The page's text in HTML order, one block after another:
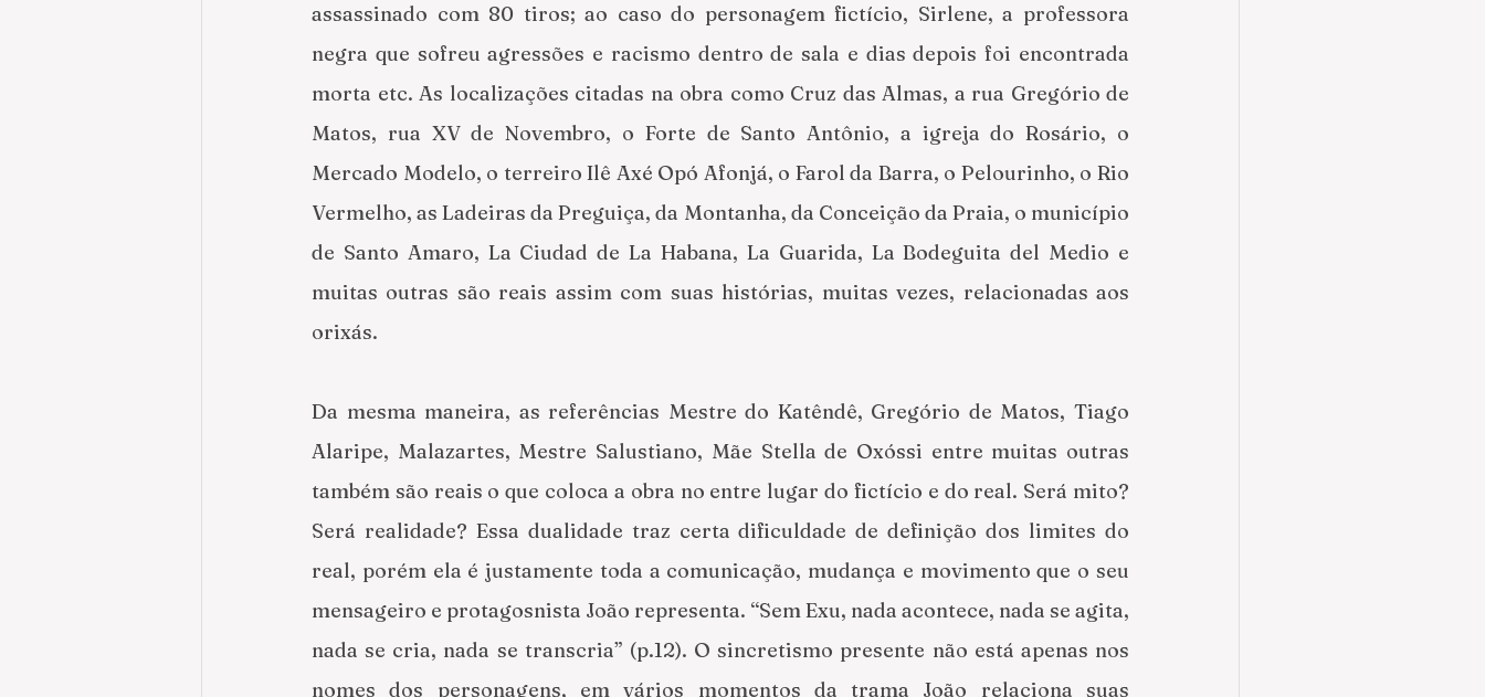
assassinado com 80 tiros; ao caso do personagem fictício, Sirlene, a professora
negra que sofreu agressões e racismo dentro de sala e dias depois foi encontrada
morta etc. As localizações citadas na obra como Cruz das Almas, a rua Gregório de
Matos, rua XV de Novembro, o Forte de Santo Antônio, a igreja do Rosário, o
Mercado Modelo, o terreiro Ilê Axé Opó Afonjá, o Farol da Barra, o Pelourinho, o Rio
Vermelho, as Ladeiras da Preguiça, da Montanha, da Conceição da Praia, o município
de Santo Amaro, La Ciudad de La Habana, La Guarida, La Bodeguita del Medio e
muitas outras são reais assim com suas histórias, muitas vezes, relacionadas aos
orixás.
Da mesma maneira, as referências Mestre do Katêndê, Gregório de Matos, Tiago
Alaripe, Malazartes, Mestre Salustiano, Mãe Stella de Oxóssi entre muitas outras
também são reais o que coloca a obra no entre lugar do fictício e do real. Será mito?
Será realidade? Essa dualidade traz certa dificuldade de definição dos limites do
real, porém ela é justamente toda a comunicação, mudança e movimento que o seu
mensageiro e protagosnista João representa. “Sem Exu, nada acontece, nada se agita,
nada se cria, nada se transcria” (p.12). O sincretismo presente não está apenas nos
nomes dos personagens, em vários momentos da trama João relaciona suas